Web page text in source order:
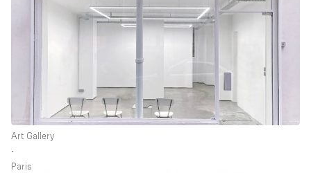
Art Gallery
∙
Paris